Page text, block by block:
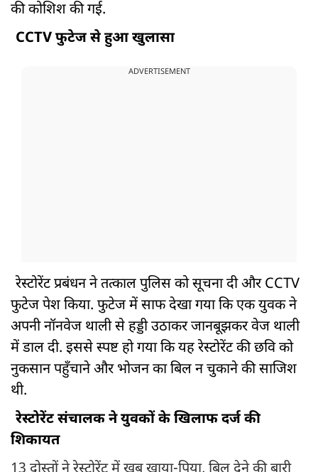
की कोशिश की गई.
CCTV फुटेज से हुआ खुलासा
ADVERTISEMENT
रेस्टोरेंट प्रबंधन ने तत्काल पुलिस को सूचना दी और CCTV
फुटेज पेश किया. फुटेज में साफ देखा गया कि एक युवक ने
अपनी नॉनवेज थाली से हड्डी उठाकर जानबूझकर वेज थाली
में डाल दी. इससे स्पष्ट हो गया कि यह रेस्टोरेंट की छवि को
नुकसान पहुँचाने और भोजन का बिल न चुकाने की साजिश
थी.
रेस्टोरेंट संचालक ने युवकों के खिलाफ दर्ज की
शिकायत